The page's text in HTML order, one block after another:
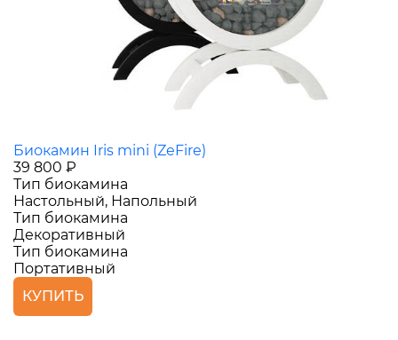
Биокамин Iris mini (ZeFire)
39 800 ₽
Тип биокамина
Настольный, Напольный
Тип биокамина
Декоративный
Тип биокамина
Портативный
КУПИТЬ